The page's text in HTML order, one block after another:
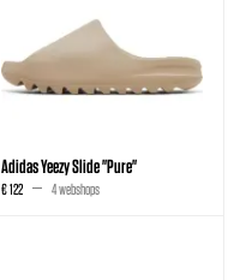
Adidas Yeezy Slide "Pure"
€ 122 4 webshops